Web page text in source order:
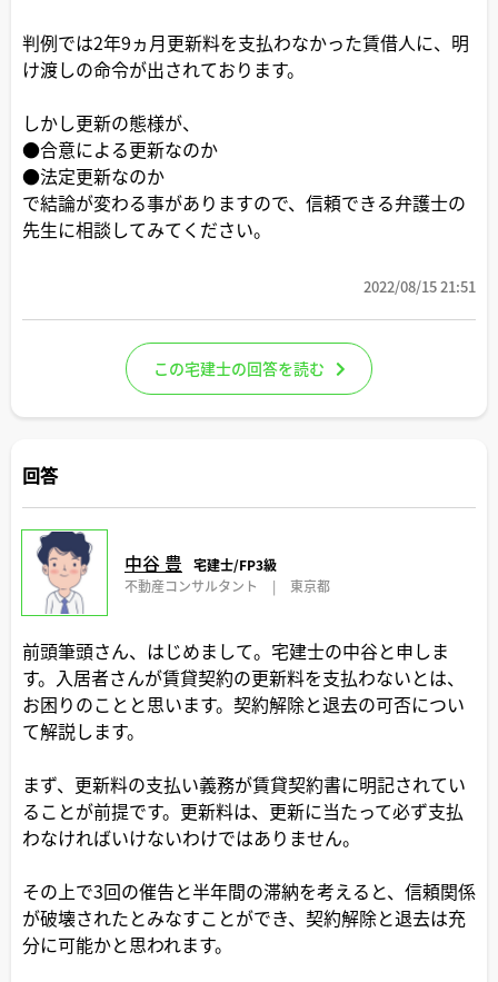
判例では2年9ヵ月更新料を支払わなかった賃借人に、明
け渡しの命令が出されております。
しかし更新の態様が、
●合意による更新なのか
●法定更新なのか
で結論が変わる事がありますので、信頼できる弁護士の
先生に相談してみてください。
2022/08/15 21:51
この宅建士の回答を読む
回答
中谷 豊
宅建士/FP3級
不動産コンサルタント
| 東京都
前頭筆頭さん、はじめまして。宅建士の中谷と申しま
す。入居者さんが賃貸契約の更新料を支払わないとは、
お困りのことと思います。契約解除と退去の可否につい
て解説します。
まず、更新料の支払い義務が賃貸契約書に明記されてい
ることが前提です。更新料は、更新に当たって必ず支払
わなければいけないわけではありません。
その上で3回の催告と半年間の滞納を考えると、信頼関係
が破壊されたとみなすことができ、契約解除と退去は充
分に可能かと思われます。